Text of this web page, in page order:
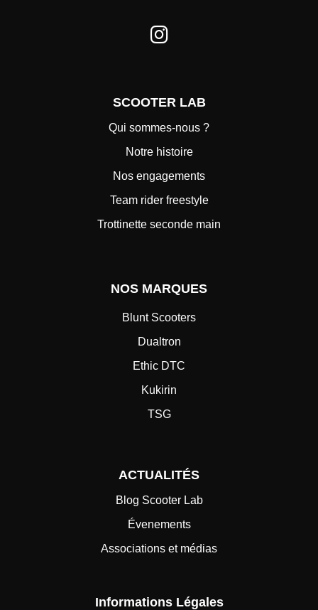
SCOOTER LAB
Qui sommes-nous ?
Notre histoire
Nos engagements
Team rider freestyle
Trottinette seconde main
NOS MARQUES
Blunt Scooters
Dualtron
Ethic DTC
Kukirin
TSG
ACTUALITÉS
Blog Scooter Lab
Évenements
Associations et médias
Informations Légales